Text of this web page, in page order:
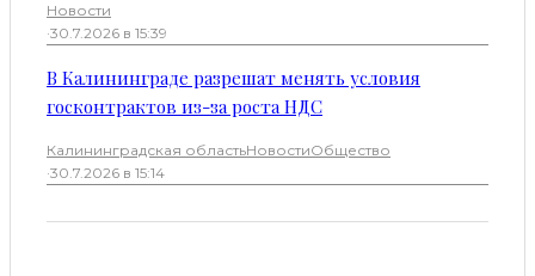
Новости
·30.7.2026 в 15:39
В Калининграде разрешат менять условия
госконтрактов из-за роста НДС
Калининградская областьНовостиОбщество
·30.7.2026 в 15:14